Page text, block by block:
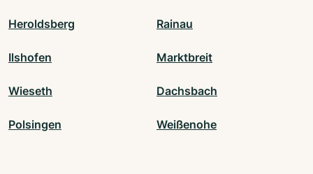
Heroldsberg Rainau
Ilshofen Marktbreit
Wieseth Dachsbach
Polsingen Weißenohe